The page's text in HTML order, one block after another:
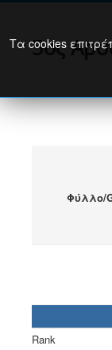
5ος
Φύλλο/
Rank
Τα cookies